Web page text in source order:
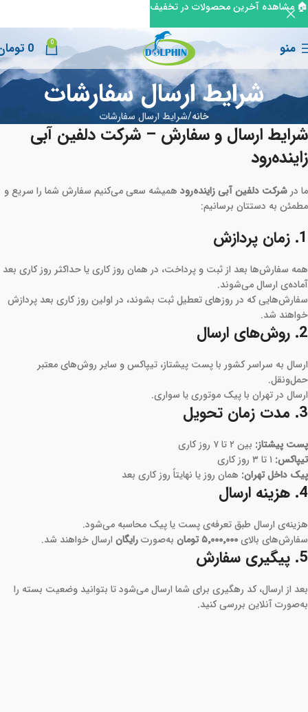
منو 0
0
شرایط ارسال سفارشات
خانه شرایط ارسال سفارشات
شرایط ارسال و سفارش – شرکت دلفین آبی
زاینده‌رود
ما در شرکت دلفین آبی زاینده‌رود همیشه سعی می‌کنیم سفارش شما را سریع و
مطمئن به دستتان برسانیم:
1. زمان پردازش
همه سفارش‌ها بعد از ثبت و پرداخت، در همان روز کاری یا حداکثر روز کاری بعد
آماده‌ی ارسال می‌شوند.
سفارش‌هایی که در روزهای تعطیل ثبت بشوند، در اولین روز کاری بعد پردازش
خواهند شد.
2. روش‌های ارسال
ارسال به سراسر کشور با پست پیشتاز، تیپاکس و سایر روش‌های معتبر
حمل‌ونقل.
ارسال در تهران با پیک موتوری یا سواری.
3. مدت زمان تحویل
پست پیشتاز: بین ۲ تا ۷ روز کاری
تیپاکس:
پیک داخل تهران: همان روز یا نهایتاً روز کاری بعد
4. هزینه ارسال
هزینه‌ی ارسال طبق تعرفه‌ی پست یا پیک محاسبه می‌شود.
سفارش‌های بالای۵٬۰۰۰٬۰۰۰ تومان به‌صورترایگان ارسال خواهند شد.
5. پیگیری سفارش
بعد از ارسال، کد رهگیری برای شما ارسال می‌شود تا بتوانید وضعیت بسته را
به‌صورت آنلاین بررسی کنید.
🏠 مشاهده آخرین محصولات در تخفیف